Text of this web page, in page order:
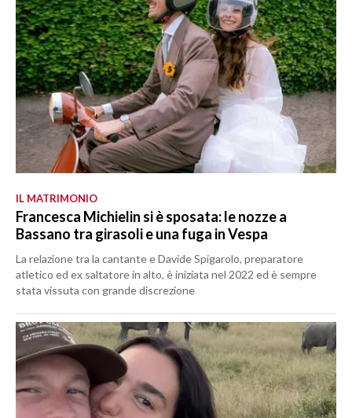
IL MATRIMONIO
Francesca Michielin si è sposata: le nozze a
Bassano tra girasoli e una fuga in Vespa
La relazione tra la cantante e Davide Spigarolo, preparatore
atletico ed ex saltatore in alto, è iniziata nel 2022 ed è sempre
stata vissuta con grande discrezione